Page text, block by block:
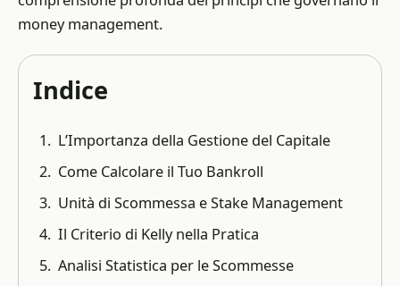
money management.
Indice
L’Importanza della Gestione del Capitale
Come Calcolare il Tuo Bankroll
Unità di Scommessa e Stake Management
Il Criterio di Kelly nella Pratica
Analisi Statistica per le Scommesse